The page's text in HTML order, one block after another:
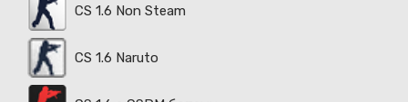
CS 1.6 Non Steam
CS 1.6 Naruto